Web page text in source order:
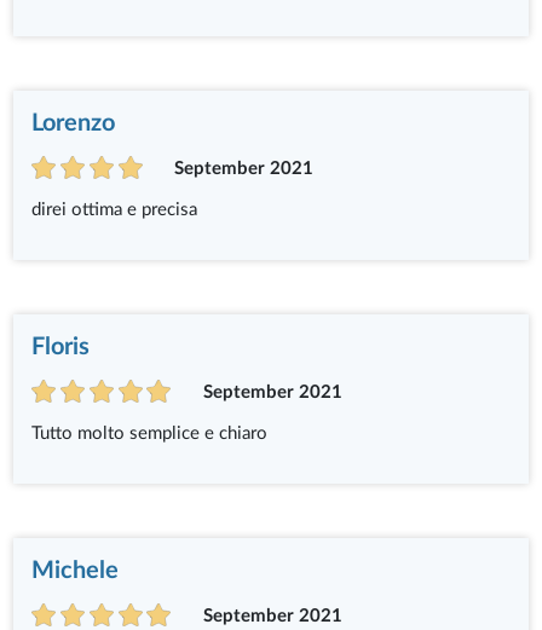
Lorenzo
September 2021
direi ottima e precisa
Floris
September 2021
Tutto molto semplice e chiaro
Michele
September 2021